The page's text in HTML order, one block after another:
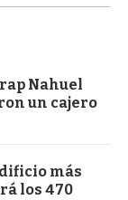
Nahuel
un cajero
más
los 470